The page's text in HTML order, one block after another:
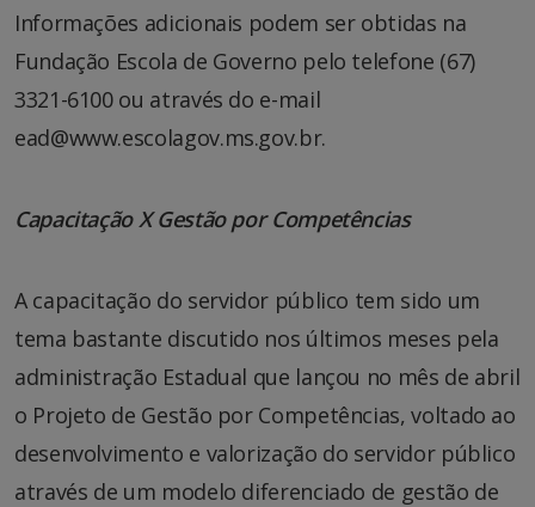
Informações adicionais podem ser obtidas na
Fundação Escola de Governo pelo telefone (67)
3321-6100 ou através do e-mail
ead@www.escolagov.ms.gov.br.
Capacitação X Gestão por Competências
A capacitação do servidor público tem sido um
tema bastante discutido nos últimos meses pela
administração Estadual que lançou no mês de abril
o Projeto de Gestão por Competências, voltado ao
desenvolvimento e valorização do servidor público
através de um modelo diferenciado de gestão de